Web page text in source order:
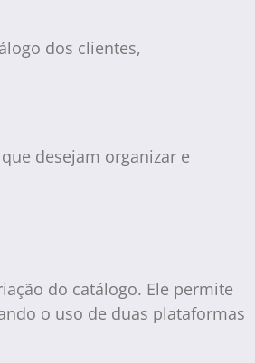
dos clientes,
desejam organizar e
do catálogo. Ele permite
o uso de duas plataformas